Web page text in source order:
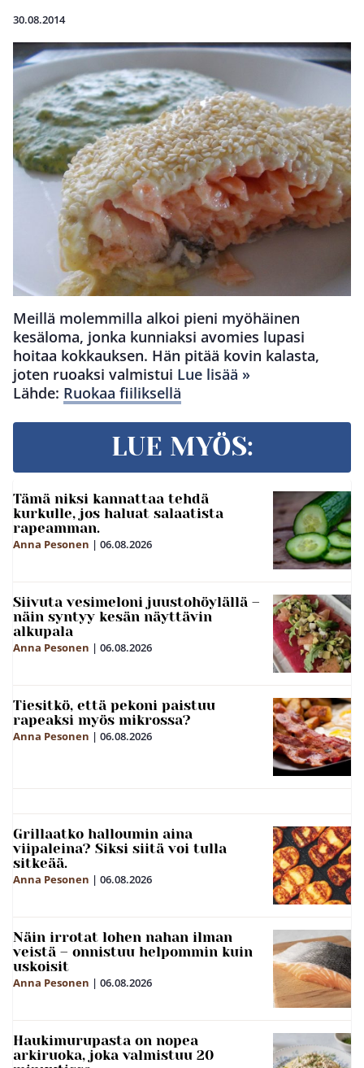
30.08.2014
Meillä molemmilla alkoi pieni myöhäinen
kesäloma, jonka kunniaksi avomies lupasi
hoitaa kokkauksen. Hän pitää kovin kalasta,
joten ruoaksi valmistui Lue lisää »
Lähde: Ruokaa fiiliksellä
LUE MYÖS:
Tämä niksi kannattaa tehdä
kurkulle, jos haluat salaatista
rapeamman.
Anna Pesonen | 06.08.2026
Siivuta vesimeloni juustohöylällä –
näin syntyy kesän näyttävin
alkupala
Anna Pesonen | 06.08.2026
Tiesitkö, että pekoni paistuu
rapeaksi myös mikrossa?
Anna Pesonen | 06.08.2026
Grillaatko halloumin aina
viipaleina? Siksi siitä voi tulla
sitkeää.
Anna Pesonen | 06.08.2026
Näin irrotat lohen nahan ilman
veistä – onnistuu helpommin kuin
uskoisit
Anna Pesonen | 06.08.2026
Haukimurupasta on nopea
arkiruoka, joka valmistuu 20